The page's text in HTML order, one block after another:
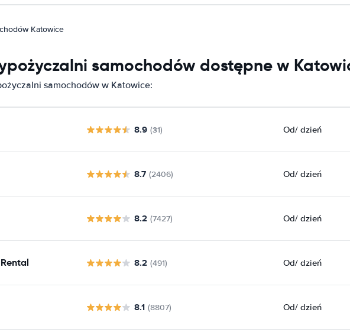
Katowice
samochodów dostępne w
samochodów w Katowice:
8.9 (31) Od/ dzień
8.7 (2406) Od/ dzień
8.2 (7427) Od/ dzień
8.2 (491) Od/ dzień
8.1 (8807) Od/ dzień